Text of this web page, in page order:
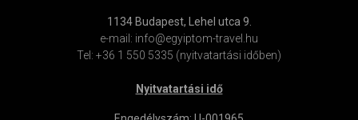
1134 Budapest, Lehel utca 9.
e-mail: info@egyiptom-travel.hu
Tel: +36 1 550 5335 (nyitvatartási időben)
Nyitvatartási idő